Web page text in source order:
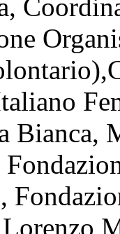
Bianca,